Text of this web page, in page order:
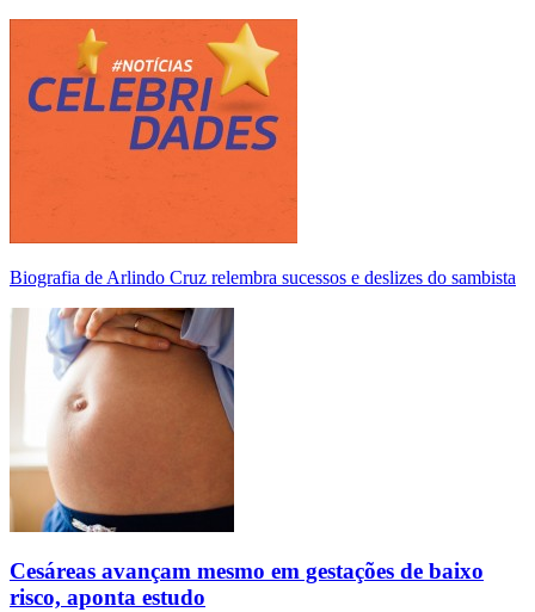
Biografia de Arlindo Cruz relembra sucessos e deslizes do sambista
Cesáreas avançam mesmo em gestações de baixo
risco, aponta estudo